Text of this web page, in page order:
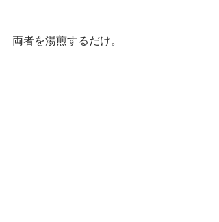
両者を湯煎するだけ。